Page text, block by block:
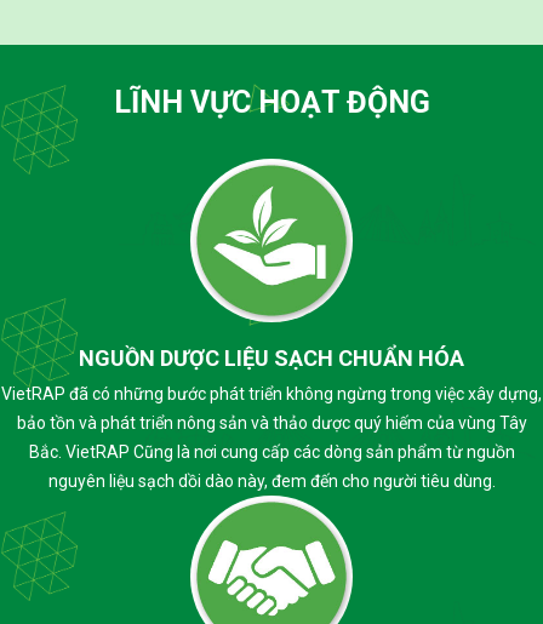
LĨNH VỰC HOẠT ĐỘNG
NGUỒN DƯỢC LIỆU SẠCH CHUẨN HÓA
VietRAP đã có những bước phát triển không ngừng trong việc xây dựng,
bảo tồn và phát triển nông sản và thảo dược quý hiếm của vùng Tây
Bắc. VietRAP Cũng là nơi cung cấp các dòng sản phẩm từ nguồn
nguyên liệu sạch dồi dào này, đem đến cho người tiêu dùng.